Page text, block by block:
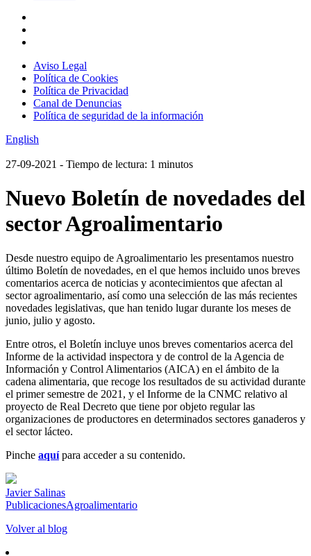
Aviso Legal
Política de Cookies
Política de Privacidad
Canal de Denuncias
Política de seguridad de la información
English
27-09-2021 - Tiempo de lectura: 1 minutos
Nuevo Boletín de novedades del
sector Agroalimentario
Desde nuestro equipo de Agroalimentario les presentamos nuestro
último Boletín de novedades, en el que hemos incluido unos breves
comentarios acerca de noticias y acontecimientos que afectan al
sector agroalimentario, así como una selección de las más recientes
novedades legislativas, que han tenido lugar durante los meses de
junio, julio y agosto.
Entre otros, el Boletín incluye unos breves comentarios acerca del
Informe de la actividad inspectora y de control de la Agencia de
Información y Control Alimentarios (AICA) en el ámbito de la
cadena alimentaria, que recoge los resultados de su actividad durante
el primer semestre de 2021, y el Informe de la CNMC relativo al
proyecto de Real Decreto que tiene por objeto regular las
organizaciones de productores en determinados sectores ganaderos y
el sector lácteo.
Pinche aquípara acceder a su contenido.
Javier Salinas
PublicacionesAgroalimentario
Volver al blog